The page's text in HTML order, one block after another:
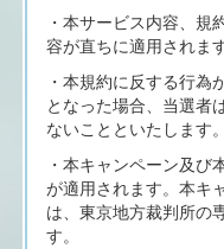
・本サービス内容、規
容が直ちに適用されます
・本規約に反する行為
となった場合、当選者
ないことといたします。
・本キャンペーン及
が適用されます。本キ
は、東京地方裁判所の
す。